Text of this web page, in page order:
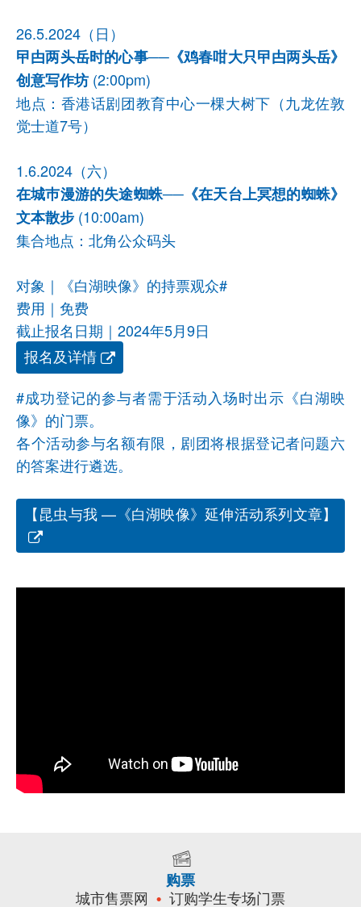
26.5.2024（日）
曱甴两头岳时的心事──《鸡春咁大只曱甴两头岳》
创意写作坊(2:00pm)
地点：香港话剧团教育中心一棵大树下（九龙佐敦
觉士道7号）
1.6.2024（六）
在城巿漫游的失途蜘蛛──《在天台上冥想的蜘蛛》
文本散步 (10:00am)
集合地点：北角公众码头
对象｜《白湖映像》的持票观众#
费用｜免费
截止报名日期｜2024年5月9日
报名及详情
#成功登记的参与者需于活动入场时出示《白湖映
像》的门票。
各个活动参与名额有限，剧团将根据登记者问题六
的答案进行遴选。
【昆虫与我 —《白湖映像》延伸活动系列文章】
购票
城市售票网
订购学生专场门票